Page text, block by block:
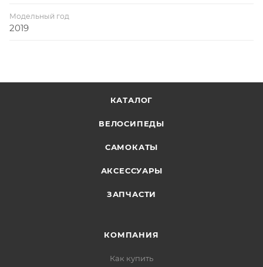
Модельный год
2019
КАТАЛОГ
ВЕЛОСИПЕДЫ
САМОКАТЫ
АКСЕССУАРЫ
ЗАПЧАСТИ
КОМПАНИЯ
Как купить